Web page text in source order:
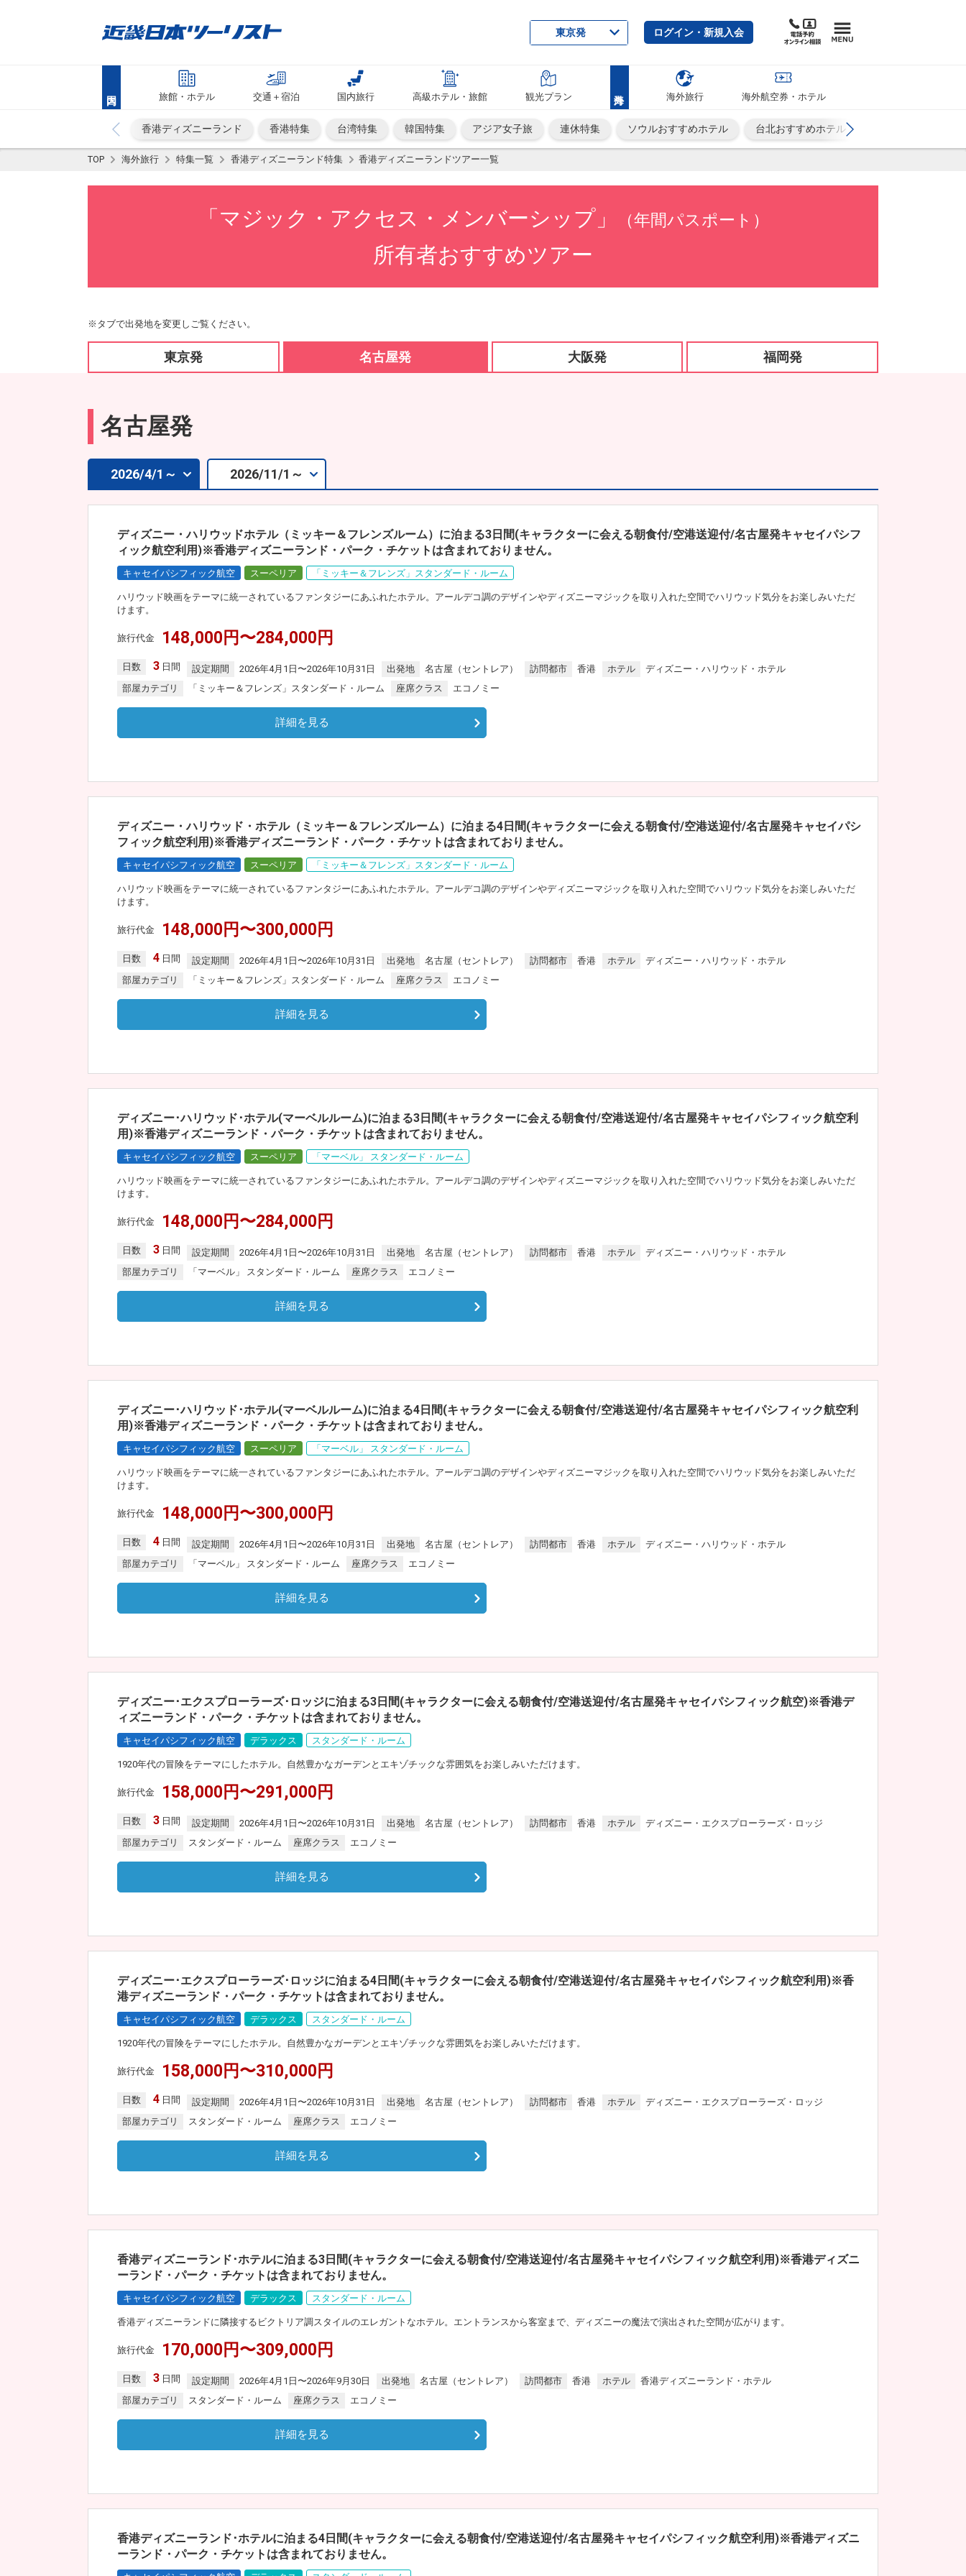
東京発 ログイン・新規入会
旅館・ホテル 交通＋宿泊 国内旅行 高級ホテル・旅館 観光プラン 海外旅行 海外航空券・ホテル
香港ディズニーランド 香港特集 台湾特集 韓国特集 アジア女子旅 連休特集 ソウルおすすめホテル 台北おすすめホテル
TOP 海外旅行 特集一覧 香港ディズニーランド特集 香港ディズニーランドツアー一覧
「マジック・アクセス・メンバーシップ」 （年間パスポート）
所有者おすすめツアー
※タブで出発地を変更しご覧ください。
東京発 名古屋発 大阪発 福岡発
名古屋発
2026/4/1～ 2026/11/1～
ディズニー・ハリウッドホテル（ミッキー＆フレンズルーム）に泊まる3日間(キャラクターに会える朝食付/空港送迎付/名古屋発キャセイパシフ
ィック航空利用)※香港ディズニーランド・パーク・チケットは含まれておりません。
キャセイパシフィック航空 スーペリア 「ミッキー＆フレンズ」スタンダード・ルーム
ハリウッド映画をテーマに統一されているファンタジーにあふれたホテル。アールデコ調のデザインやディズニーマジックを取り入れた空間でハリウッド気分をお楽しみいただ
けます。
旅行代金 148,000円〜284,000円
日数 3 日間 設定期間 2026年4月1日〜2026年10月31日 出発地 名古屋（セントレア） 訪問都市 香港 ホテル
ディズニー・ハリウッド・ホテル
部屋カテゴリ
「ミッキー＆フレンズ」スタンダード・ルーム 座席クラス エコノミー
詳細を見る
ディズニー・ハリウッド・ホテル（ミッキー＆フレンズルーム）に泊まる4日間(キャラクターに会える朝食付/空港送迎付/名古屋発キャセイパシ
フィック航空利用)※香港ディズニーランド・パーク・チケットは含まれておりません。
キャセイパシフィック航空 スーペリア 「ミッキー＆フレンズ」スタンダード・ルーム
ハリウッド映画をテーマに統一されているファンタジーにあふれたホテル。アールデコ調のデザインやディズニーマジックを取り入れた空間でハリウッド気分をお楽しみいただ
けます。
旅行代金 148,000円〜300,000円
日数 4 日間 設定期間 2026年4月1日〜2026年10月31日 出発地 名古屋（セントレア） 訪問都市 香港 ホテル
ディズニー・ハリウッド・ホテル
部屋カテゴリ
「ミッキー＆フレンズ」スタンダード・ルーム 座席クラス エコノミー
詳細を見る
ディズニー･ハリウッド･ホテル(マーベルルーム)に泊まる3日間(キャラクターに会える朝食付/空港送迎付/名古屋発キャセイパシフィック航空利
用)※香港ディズニーランド・パーク・チケットは含まれておりません。
キャセイパシフィック航空 スーペリア 「マーベル」 スタンダード・ルーム
ハリウッド映画をテーマに統一されているファンタジーにあふれたホテル。アールデコ調のデザインやディズニーマジックを取り入れた空間でハリウッド気分をお楽しみいただ
けます。
旅行代金 148,000円〜284,000円
日数 3 日間 設定期間 2026年4月1日〜2026年10月31日 出発地 名古屋（セントレア） 訪問都市 香港 ホテル
ディズニー・ハリウッド・ホテル
部屋カテゴリ
「マーベル」 スタンダード・ルーム 座席クラス エコノミー
詳細を見る
ディズニー･ハリウッド･ホテル(マーベルルーム)に泊まる4日間(キャラクターに会える朝食付/空港送迎付/名古屋発キャセイパシフィック航空利
用)※香港ディズニーランド・パーク・チケットは含まれておりません。
キャセイパシフィック航空 スーペリア 「マーベル」 スタンダード・ルーム
ハリウッド映画をテーマに統一されているファンタジーにあふれたホテル。アールデコ調のデザインやディズニーマジックを取り入れた空間でハリウッド気分をお楽しみいただ
けます。
旅行代金 148,000円〜300,000円
日数 4 日間 設定期間 2026年4月1日〜2026年10月31日 出発地 名古屋（セントレア） 訪問都市 香港 ホテル
ディズニー・ハリウッド・ホテル
部屋カテゴリ
「マーベル」 スタンダード・ルーム 座席クラス エコノミー
詳細を見る
ディズニー･エクスプローラーズ･ロッジに泊まる3日間(キャラクターに会える朝食付/空港送迎付/名古屋発キャセイパシフィック航空)※香港デ
ィズニーランド・パーク・チケットは含まれておりません。
キャセイパシフィック航空 デラックス スタンダード・ルーム
1920年代の冒険をテーマにしたホテル。自然豊かなガーデンとエキゾチックな雰囲気をお楽しみいただけます。
旅行代金 158,000円〜291,000円
日数 3 日間 設定期間 2026年4月1日〜2026年10月31日 出発地 名古屋（セントレア） 訪問都市 香港 ホテル
ディズニー・エクスプローラーズ・ロッジ
部屋カテゴリ
スタンダード・ルーム 座席クラス エコノミー
詳細を見る
ディズニー･エクスプローラーズ･ロッジに泊まる4日間(キャラクターに会える朝食付/空港送迎付/名古屋発キャセイパシフィック航空利用)※香
港ディズニーランド・パーク・チケットは含まれておりません。
キャセイパシフィック航空 デラックス スタンダード・ルーム
1920年代の冒険をテーマにしたホテル。自然豊かなガーデンとエキゾチックな雰囲気をお楽しみいただけます。
旅行代金 158,000円〜310,000円
日数 4 日間 設定期間 2026年4月1日〜2026年10月31日 出発地 名古屋（セントレア） 訪問都市 香港 ホテル
ディズニー・エクスプローラーズ・ロッジ
部屋カテゴリ
スタンダード・ルーム 座席クラス エコノミー
詳細を見る
香港ディズニーランド･ホテルに泊まる3日間(キャラクターに会える朝食付/空港送迎付/名古屋発キャセイパシフィック航空利用)※香港ディズニ
ーランド・パーク・チケットは含まれておりません。
キャセイパシフィック航空 デラックス スタンダード・ルーム
香港ディズニーランドに隣接するビクトリア調スタイルのエレガントなホテル。エントランスから客室まで、ディズニーの魔法で演出された空間が広がります。
旅行代金 170,000円〜309,000円
日数 3 日間 設定期間 2026年4月1日〜2026年9月30日 出発地 名古屋（セントレア） 訪問都市 香港 ホテル
香港ディズニーランド・ホテル
部屋カテゴリ
スタンダード・ルーム 座席クラス エコノミー
詳細を見る
香港ディズニーランド･ホテルに泊まる4日間(キャラクターに会える朝食付/空港送迎付/名古屋発キャセイパシフィック航空利用)※香港ディズニ
ーランド・パーク・チケットは含まれておりません。